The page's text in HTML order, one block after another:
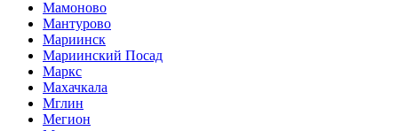
Мамоново
Мантурово
Мариинск
Мариинский Посад
Маркс
Махачкала
Мглин
Мегион